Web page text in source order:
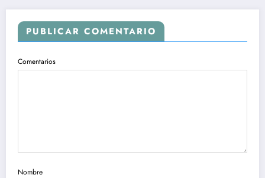
PUBLICAR COMENTARIO
Comentarios
Nombre